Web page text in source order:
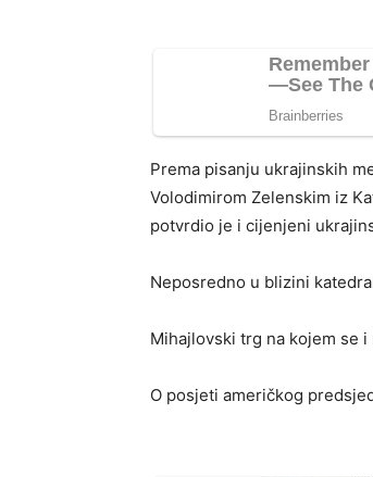
Prema pisanju ukrajinskih
Volodimirom Zelenskim iz
potvrdio je i cijenjeni
Neposredno u blizini
Mihajlovski trg na kojem se
O posjeti američkog